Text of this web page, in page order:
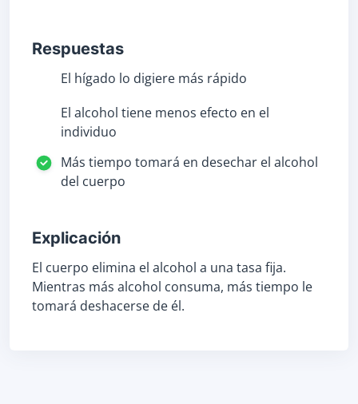
Respuestas
El hígado lo digiere más rápido
El alcohol tiene menos efecto en el
individuo
Más tiempo tomará en desechar el alcohol
del cuerpo
Explicación
El cuerpo elimina el alcohol a una tasa fija.
Mientras más alcohol consuma, más tiempo le
tomará deshacerse de él.